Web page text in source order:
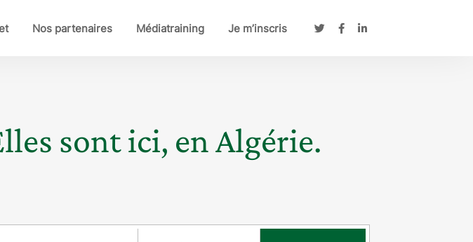
Nos partenaires Médiatraining Je m’inscris
sont ici, en Algérie.